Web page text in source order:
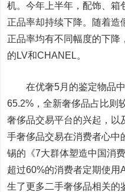
机。今年上半年，配饰、箱
正品率却持续下降。随着造
正品率均有不同幅度的下降
的LV和CHANEL。
在优奢5月的鉴定物品中
65.2%，全新奢侈品占比则
奢侈品交易平台的兴起，以
手奢侈品交易在消费者心中
锡的《7大群体塑造中国消
超过60%的消费者定期使用
生了更多二手奢侈品相关的